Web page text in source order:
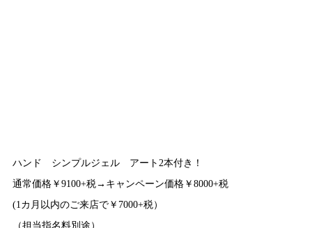
ハンド シンプルジェル アート2本付き！
通常価格￥9100+税→キャンペーン価格￥8000+税
(1カ月以内のご来店で￥7000+税）
（担当指名料別途）